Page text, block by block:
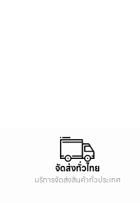
จัดส่งทั่วไทย
บริการจัดส่งสินค้าทั่วประเทศ